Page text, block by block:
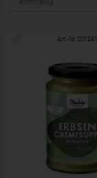
Art.-Nr. 201241